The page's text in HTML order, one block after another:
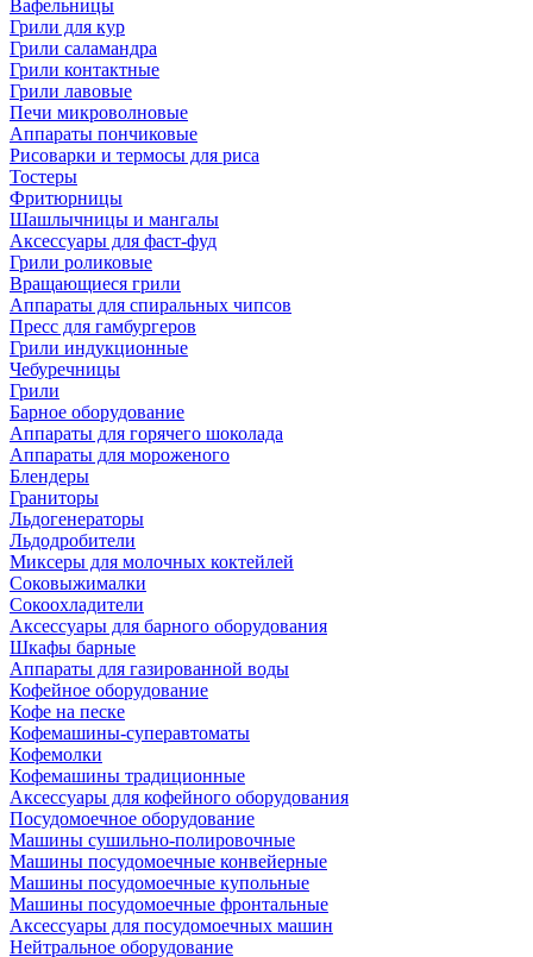
Вафельницы
Грили для кур
Грили саламандра
Грили контактные
Грили лавовые
Печи микроволновые
Аппараты пончиковые
Рисоварки и термосы для риса
Тостеры
Фритюрницы
Шашлычницы и мангалы
Аксессуары для фаст-фуд
Грили роликовые
Вращающиеся грили
Аппараты для спиральных чипсов
Пресс для гамбургеров
Грили индукционные
Чебуречницы
Грили
Барное оборудование
Аппараты для горячего шоколада
Аппараты для мороженого
Блендеры
Граниторы
Льдогенераторы
Льдодробители
Миксеры для молочных коктейлей
Соковыжималки
Сокоохладители
Аксессуары для барного оборудования
Шкафы барные
Аппараты для газированной воды
Кофейное оборудование
Кофе на песке
Кофемашины-суперавтоматы
Кофемолки
Кофемашины традиционные
Аксессуары для кофейного оборудования
Посудомоечное оборудование
Машины сушильно-полировочные
Машины посудомоечные конвейерные
Машины посудомоечные купольные
Машины посудомоечные фронтальные
Аксессуары для посудомоечных машин
Нейтральное оборудование